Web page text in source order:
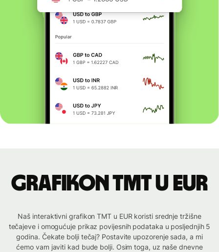
Grafikon TMT u EUR
Naš interaktivni grafikon TMT u EUR koristi srednje tržišne
tečajeve i omogućuje prikaz povijesnih podataka u posljednjih 5
godina. Čekate bolji tečaj? Postavite upozorenje sada, a mi
ćemo vam javiti kad bude bolji. Osim toga, uz naše dnevne